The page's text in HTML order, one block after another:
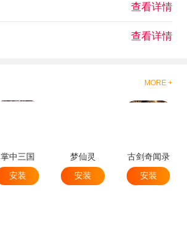
查看详情
查看详情
MORE +
掌中三国
安装
梦仙灵
安装
古剑奇闻录
安装